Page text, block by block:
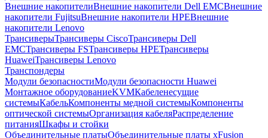
Внешние накопителиВнешние накопители Dell EMCВнешние
накопители FujitsuВнешние накопители HPEВнешние
накопители Lenovo
ТрансиверыТрансиверы CiscoТрансиверы Dell
EMCТрансиверы FSТрансиверы HPEТрансиверы
HuaweiТрансиверы Lenovo
Транспондеры
Модули безопасностиМодули безопасности Huawei
Монтажное оборудованиеKVMКабеленесущие
системыКабельКомпоненты медной системыКомпоненты
оптической системыОрганизация кабеляРаспределение
питанияШкафы и стойки
Объединительные платыОбъединительные платы xFusion